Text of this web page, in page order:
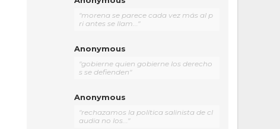
"morena se parece cada vez más al p
ri antes se llam..."
Anonymous
"gobierne quien gobierne los derecho
s se defienden"
Anonymous
"rechazamos la política salinista de cl
audia no los..."